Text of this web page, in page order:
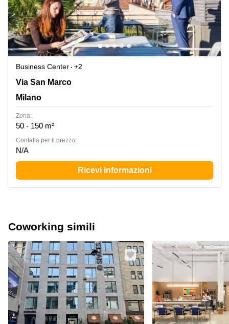
Business Center
+2
Via San Marco 21, Milano
Via San Marco
Milano
Zona:
50 - 150 m²
Сontatta per il prezzo:
N/A
Ricevi informazioni
Coworking simili